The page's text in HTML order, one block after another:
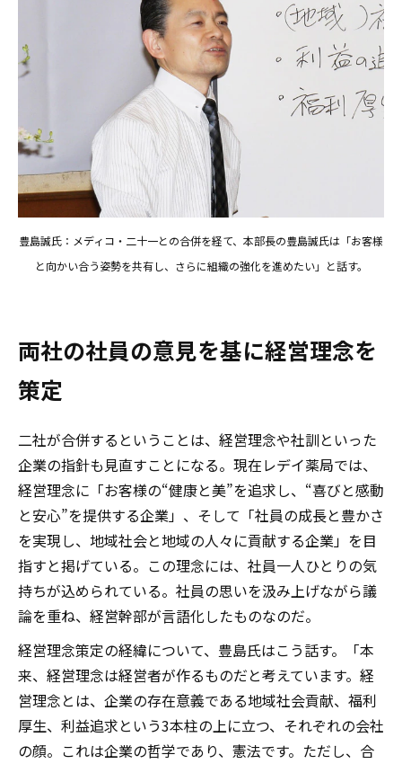
豊島誠氏：メディコ・二十一との合併を経て、本部長の豊島誠氏は「お客様
と向かい合う姿勢を共有し、さらに組織の強化を進めたい」と話す。
両社の社員の意見を基に経営理念を
策定
二社が合併するということは、経営理念や社訓といった
企業の指針も見直すことになる。現在レデイ薬局では、
経営理念に「お客様の“健康と美”を追求し、“喜びと感動
と安心”を提供する企業」、そして「社員の成長と豊かさ
を実現し、地域社会と地域の人々に貢献する企業」を目
指すと掲げている。この理念には、社員一人ひとりの気
持ちが込められている。社員の思いを汲み上げながら議
論を重ね、経営幹部が言語化したものなのだ。
経営理念策定の経緯について、豊島氏はこう話す。「本
来、経営理念は経営者が作るものだと考えています。経
営理念とは、企業の存在意義である地域社会貢献、福利
厚生、利益追求という3本柱の上に立つ、それぞれの会社
の顔。これは企業の哲学であり、憲法です。ただし、合